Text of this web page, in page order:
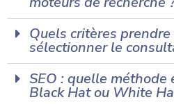
Quels critères
sélectionner le
SEO : quelle méthode
Black Hat ou White